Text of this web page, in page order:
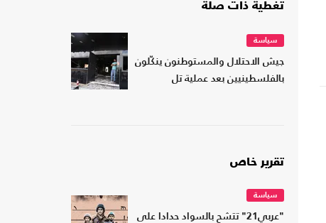
تغطية ذات صلة
سياسة
جيش الاحتلال والمستوطنون ينكّلون
بالفلسطينيين بعد عملية تل
تقرير خاص
سياسة
"عربي21" تتشح بالسواد حدادا على